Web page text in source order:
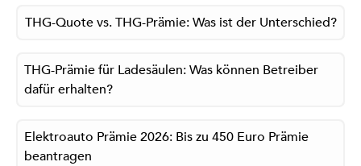
THG-Quote vs. THG-Prämie: Was ist der Unterschied?
THG-Prämie für Ladesäulen: Was können Betreiber
dafür erhalten?
Elektroauto Prämie 2026: Bis zu 450 Euro Prämie
beantragen